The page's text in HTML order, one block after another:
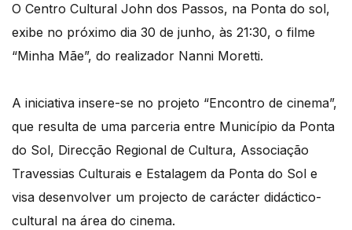
O Centro Cultural John dos Passos, na Ponta do sol,
exibe no próximo dia 30 de junho, às 21:30, o filme
“Minha Mãe”, do realizador Nanni Moretti.
A iniciativa insere-se no projeto “Encontro de cinema”,
que resulta de uma parceria entre Município da Ponta
do Sol, Direcção Regional de Cultura, Associação
Travessias Culturais e Estalagem da Ponta do Sol e
visa desenvolver um projecto de carácter didáctico-
cultural na área do cinema.